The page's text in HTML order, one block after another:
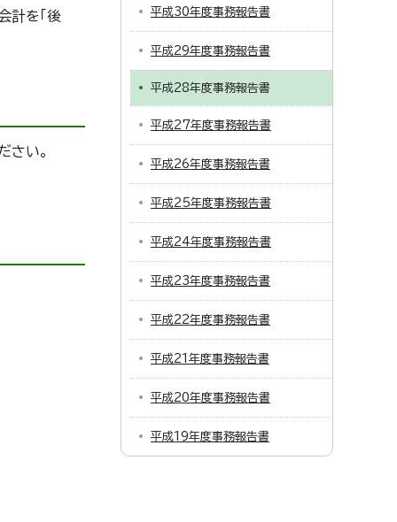
計を「後
さい。
平成30年度事務報告書
平成29年度事務報告書
平成28年度事務報告書
平成27年度事務報告書
平成26年度事務報告書
平成25年度事務報告書
平成24年度事務報告書
平成23年度事務報告書
平成22年度事務報告書
平成21年度事務報告書
平成20年度事務報告書
平成19年度事務報告書